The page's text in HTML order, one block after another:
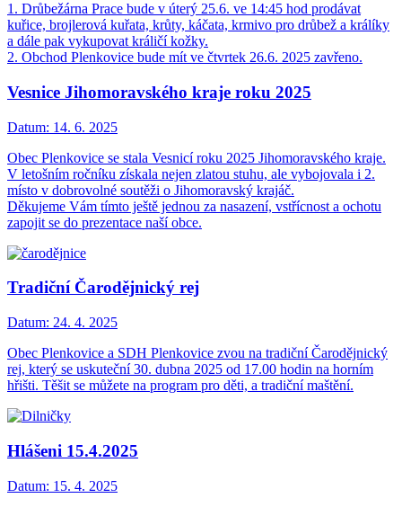
1. Drůbežárna Prace bude v úterý 25.6. ve 14:45 hod prodávat
kuřice, brojlerová kuřata, krůty, káčata, krmivo pro drůbež a králíky
a dále pak vykupovat králičí kožky.
2. Obchod Plenkovice bude mít ve čtvrtek 26.6. 2025 zavřeno.
Vesnice Jihomoravského kraje roku 2025
Datum: 14. 6. 2025
Obec Plenkovice se stala Vesnicí roku 2025 Jihomoravského kraje.
V letošním ročníku získala nejen zlatou stuhu, ale vybojovala i 2.
místo v dobrovolné soutěži o Jihomoravský krajáč.
Děkujeme Vám tímto ještě jednou za nasazení, vstřícnost a ochotu
zapojit se do prezentace naší obce.
Tradiční Čarodějnický rej
Datum: 24. 4. 2025
Obec Plenkovice a SDH Plenkovice zvou na tradiční Čarodějnický
rej, který se uskuteční 30. dubna 2025 od 17.00 hodin na horním
hřišti. Těšit se můžete na program pro děti, a tradiční maštění.
Hlášeni 15.4.2025
Datum: 15. 4. 2025